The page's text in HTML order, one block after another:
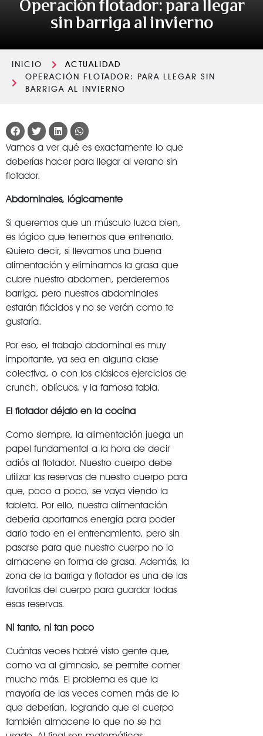
Operación flotador: para llegar
sin barriga al invierno
INICIO
ACTUALIDAD
OPERACIÓN FLOTADOR: PARA LLEGAR SIN
BARRIGA AL INVIERNO
Vamos a ver qué es exactamente lo que
deberías hacer para llegar al verano sin
flotador.
Abdominales, lógicamente
Si queremos que un músculo luzca bien,
es lógico que tenemos que entrenarlo.
Quiero decir, si llevamos una buena
alimentación y eliminamos la grasa que
cubre nuestro abdomen, perderemos
barriga, pero nuestros abdominales
estarán flácidos y no se verán como te
gustaría.
Por eso, el trabajo abdominal es muy
importante, ya sea en alguna clase
colectiva, o con los clásicos ejercicios de
crunch, oblícuos, y la famosa tabla.
El flotador déjalo en la cocina
Como siempre, la alimentación juega un
papel fundamental a la hora de decir
adiós al flotador. Nuestro cuerpo debe
utilizar las reservas de nuestro cuerpo para
que, poco a poco, se vaya viendo la
tableta. Por ello, nuestra alimentación
debería aportarnos energía para poder
darlo todo en el entrenamiento, pero sin
pasarse para que nuestro cuerpo no lo
almacene en forma de grasa. Además, la
zona de la barriga y flotador es una de las
favoritas del cuerpo para guardar todas
esas reservas.
Ni tanto, ni tan poco
Cuántas veces habré visto gente que,
como va al gimnasio, se permite comer
mucho más. El problema es que la
mayoría de las veces comen más de lo
que deberían, logrando que el cuerpo
también almacene lo que no se ha